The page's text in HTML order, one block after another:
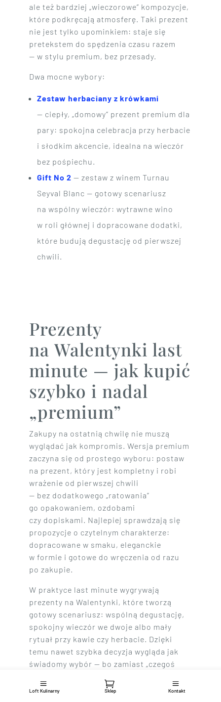
Loft Kulinarny Sklep Kontakt
ale też bardziej „wieczorowe” kompozycje,
które podkręcają atmosferę. Taki prezent
nie jest tylko upominkiem: staje się
pretekstem do spędzenia czasu razem
— w stylu premium, bez przesady.
Dwa mocne wybory:
Zestaw herbaciany z krówkami
— ciepły, „domowy” prezent premium dla
pary: spokojna celebracja przy herbacie
i słodkim akcencie, idealna na wieczór
bez pośpiechu.
Gift No 2 — zestaw z winem Turnau
Seyval Blanc — gotowy scenariusz
na wspólny wieczór: wytrawne wino
w roli głównej i dopracowane dodatki,
które budują degustację od pierwszej
chwili.
Prezenty
na Walentynki last
minute — jak kupić
szybko i nadal
„premium”
Zakupy na ostatnią chwilę nie muszą
wyglądać jak kompromis. Wersja premium
zaczyna się od prostego wyboru: postaw
na prezent, który jest kompletny i robi
wrażenie od pierwszej chwili
— bez dodatkowego „ratowania”
go opakowaniem, ozdobami
czy dopiskami. Najlepiej sprawdzają się
propozycje o czytelnym charakterze:
dopracowane w smaku, eleganckie
w formie i gotowe do wręczenia od razu
po zakupie.
W praktyce last minute wygrywają
prezenty na Walentynki, które tworzą
gotowy scenariusz: wspólną degustację,
spokojny wieczór we dwoje albo mały
rytuał przy kawie czy herbacie. Dzięki
temu nawet szybka decyzja wygląda jak
świadomy wybór — bo zamiast „czegoś
do którego łatwo wrócić. Jeśli zależy